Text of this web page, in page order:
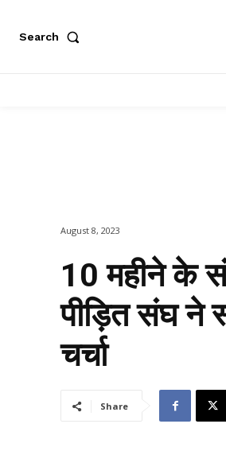
Search
August 8, 2023
10 महीने के
पीड़ित संघ ने
चर्चा
Share